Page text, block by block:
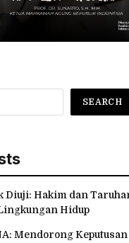
SEARCH
Diuji: Hakim dan
Hidup
Mendorong